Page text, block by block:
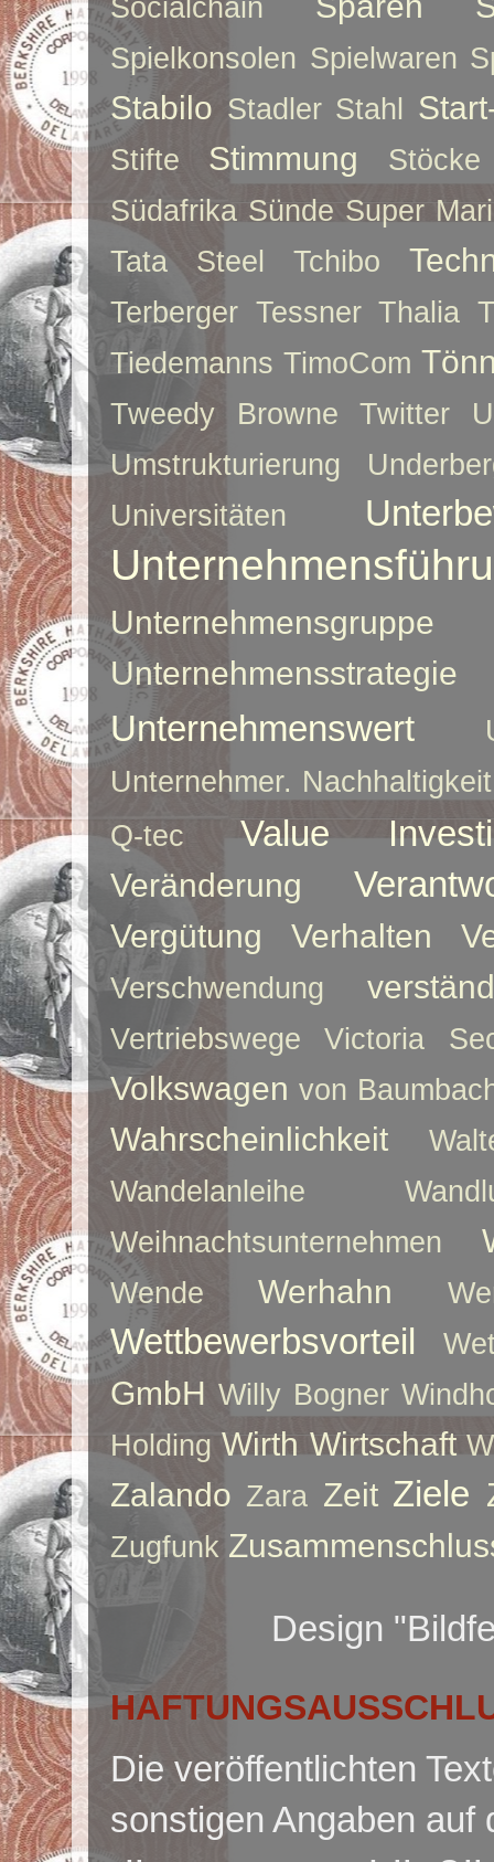
Socialchain
Spielkonsolen Spielwaren
Stabilo Stadler Stahl
Stifte Stimmung
Stöcke
Südafrika Sünde Super
Tata Steel
Tchibo
Terberger Tessner Thalia
Tiedemanns TimoCom
Tweedy Browne Twitter
Umstrukturierung
Universitäten
Unternehmensgruppe
Unternehmensstrategie
Unternehmenswert
Unternehmer. Nachhaltigkeit
Q-tec
Value
Veränderung
Vergütung Verhalten
Verschwendung
Vertriebswege Victoria
Volkswagen von
Wahrscheinlichkeit
Wandelanleihe
Weihnachtsunternehmen
Wende Werhahn
Wettbewerbsvorteil
GmbH Willy Bogner
Holding Wirth Wirtschaft
Zalando Zara Zeit Ziele
Zugfunk
Design
Die veröffentlichten
sonstigen Angaben auf